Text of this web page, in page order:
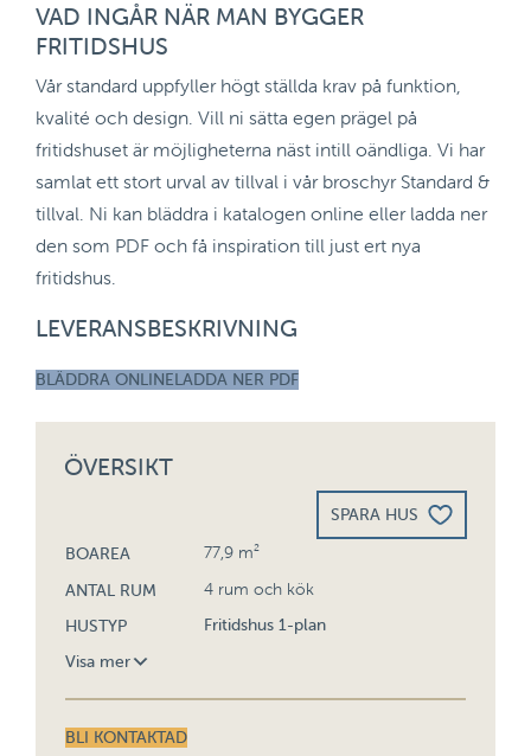
VAD INGÅR NÄR MAN BYGGER
FRITIDSHUS
Vår standard uppfyller högt ställda krav på funktion,
kvalité och design. Vill ni sätta egen prägel på
fritidshuset är möjligheterna näst intill oändliga. Vi har
samlat ett stort urval av tillval i vår broschyr Standard &
tillval. Ni kan bläddra i katalogen online eller ladda ner
den som PDF och få inspiration till just ert nya
fritidshus.
LEVERANSBESKRIVNING
BLÄDDRA ONLINELADDA NER PDF
ÖVERSIKT
SPARA HUS
BOAREA
77,9 m²
ANTAL RUM
4 rum och kök
HUSTYP
Fritidshus 1-plan
Visa mer
BYGGYTA
BLI KONTAKTAD